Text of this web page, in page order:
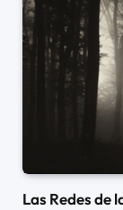
Las Redes de